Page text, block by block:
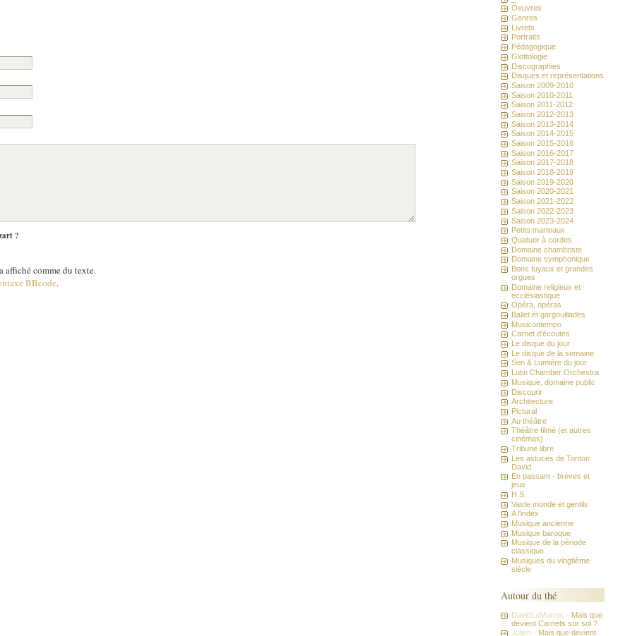
?
affiché comme du texte.
BBcode.
Oeuvres
Genres
Livrets
Portraits
Pédagogique
Glottologie
Discographies
Disques et représentations
Saison 2009-2010
Saison 2010-2011
Saison 2011-2012
Saison 2012-2013
Saison 2013-2014
Saison 2014-2015
Saison 2015-2016
Saison 2016-2017
Saison 2017-2018
Saison 2018-2019
Saison 2019-2020
Saison 2020-2021
Saison 2021-2022
Saison 2022-2023
Saison 2023-2024
Petits marteaux
Quatuor à cordes
Domaine chambriste
Domaine symphonique
Bons tuyaux et grandes
orgues
Domaine religieux et
ecclésiastique
Opéra, opéras
Ballet et gargouillades
Musicontempo
Carnet d'écoutes
Le disque du jour
Le disque de la semaine
Son & Lumière du jour
Lutin Chamber Orchestra
Musique, domaine public
Discourir
Architecture
Pictural
Au théâtre
Théâtre filmé (et autres
cinémas)
Tribune libre
Les astuces de Tonton
David
En passant - brèves et
jeux
H.S.
Vaste monde et gentils
A l'index
Musique ancienne
Musique baroque
Musique de la période
classique
Musiques du vingtième
siècle
Autour du thé
DavidLeMarrec - Mais que
devient Carnets sur sol ?
Julien - Mais que devient